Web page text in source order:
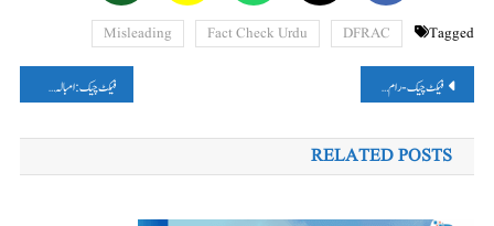
Tagged
DFRAC
Fact Check Urdu
Misleading
پوسٹوں
کی
نیویگیشن
فیکٹ چیک- رام پور میں ریلوے ٹریک پر لوہے کا کھمبہ رکھنے کا واقعہ فرقہ وارانہ دعوے کے ساتھ شیئر کیا گیا ۔ فیکٹ چیک: امبالہ میں نائب سنگھ سینی کے خلاف 2020 کے احتجاج کا ویڈیو حال کا بتاکر وائرل
RELATED POSTS